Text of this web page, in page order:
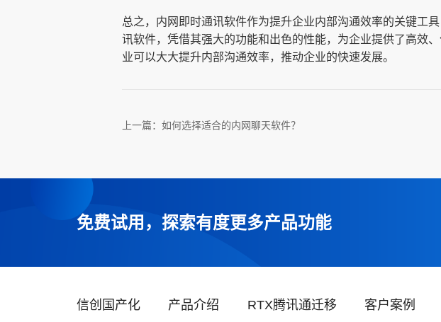
总之，内网即时通讯软件作为提升企业内部沟通效率的关键工
讯软件，凭借其强大的功能和出色的性能，为企业提供了高效
业可以大大提升内部沟通效率，推动企业的快速发展。
上一篇： 如何选择适合的内网聊天软件？
免费试用，探索有度更多产品功能
信创国产化 产品介绍 RTX腾讯通迁移 客户案例